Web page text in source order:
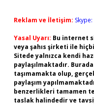
Reklam ve İletişim:
Yasal Uyarı: Bu internet
veya şahıs şirketi ile
Sitede yalnızca kendi
paylaşılmaktadır.
taşımamakta olup,
paylaşım
benzerlikleri tamamen
taslak halindedir ve